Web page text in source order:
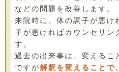
などの問題を改善します。
来院時に、体の調子が悪け
子が悪ければカウンセリン
す。
過去の出来事は、変えるこ
ですが解釈を変えることで